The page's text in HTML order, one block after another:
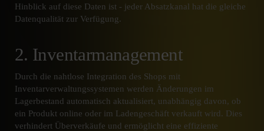
Hinblick auf diese Daten ist - jeder Absatzkanal hat die gleiche
Datenqualität zur Verfügung.
2. Inventarmanagement
Durch die nahtlose Integration des Shops mit
Inventarverwaltungssystemen werden Änderungen im
Lagerbestand automatisch aktualisiert, unabhängig davon, ob
ein Produkt online oder im Ladengeschäft verkauft wird. Dies
verhindert Überverkäufe und ermöglicht eine effiziente